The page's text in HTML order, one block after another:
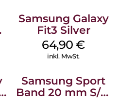
Samsung Galaxy
Fit3 Silver
64,90€
inkl. MwSt.
Samsung Sport
Band 20 mm S/M